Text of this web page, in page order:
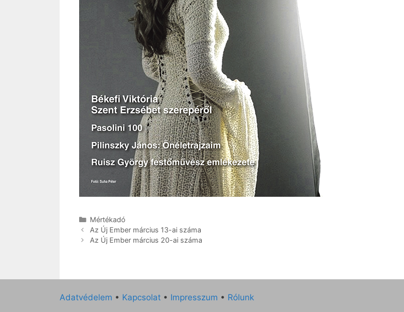
Kategória
Mértékadó
Az Új Ember március 13-ai száma
Az Új Ember március 20-ai száma
Adatvédelem • Kapcsolat • Impresszum • Rólunk